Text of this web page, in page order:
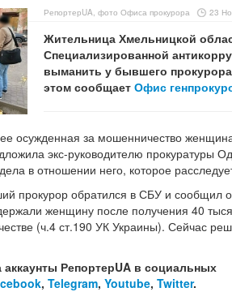
РепортерUA, фото Офиса прокурора 23
Жительница Хмельницкой
Специализированной
выманить у бывшего
этом сообщает Офис
осужденная за мошенничество
экс-руководителю прокуратуры
в отношении него, которое
прокурор обратился в СБУ и сообщил
женщину после получения 40
(ч.4 ст.190 УК Украины). Сейчас
РепортерUA в социальных
, Telegram, Youtube, Twitter.